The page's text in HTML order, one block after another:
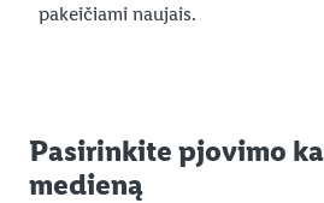
pakeičiami naujais.
Pasirinkite pjovimo
medieną